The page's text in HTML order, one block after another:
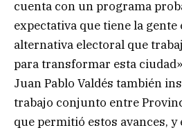
cuenta con un programa
expectativa que tiene la gente
alternativa electoral que
para transformar esta
Juan Pablo Valdés también
trabajo conjunto entre
que permitió estos avances, y